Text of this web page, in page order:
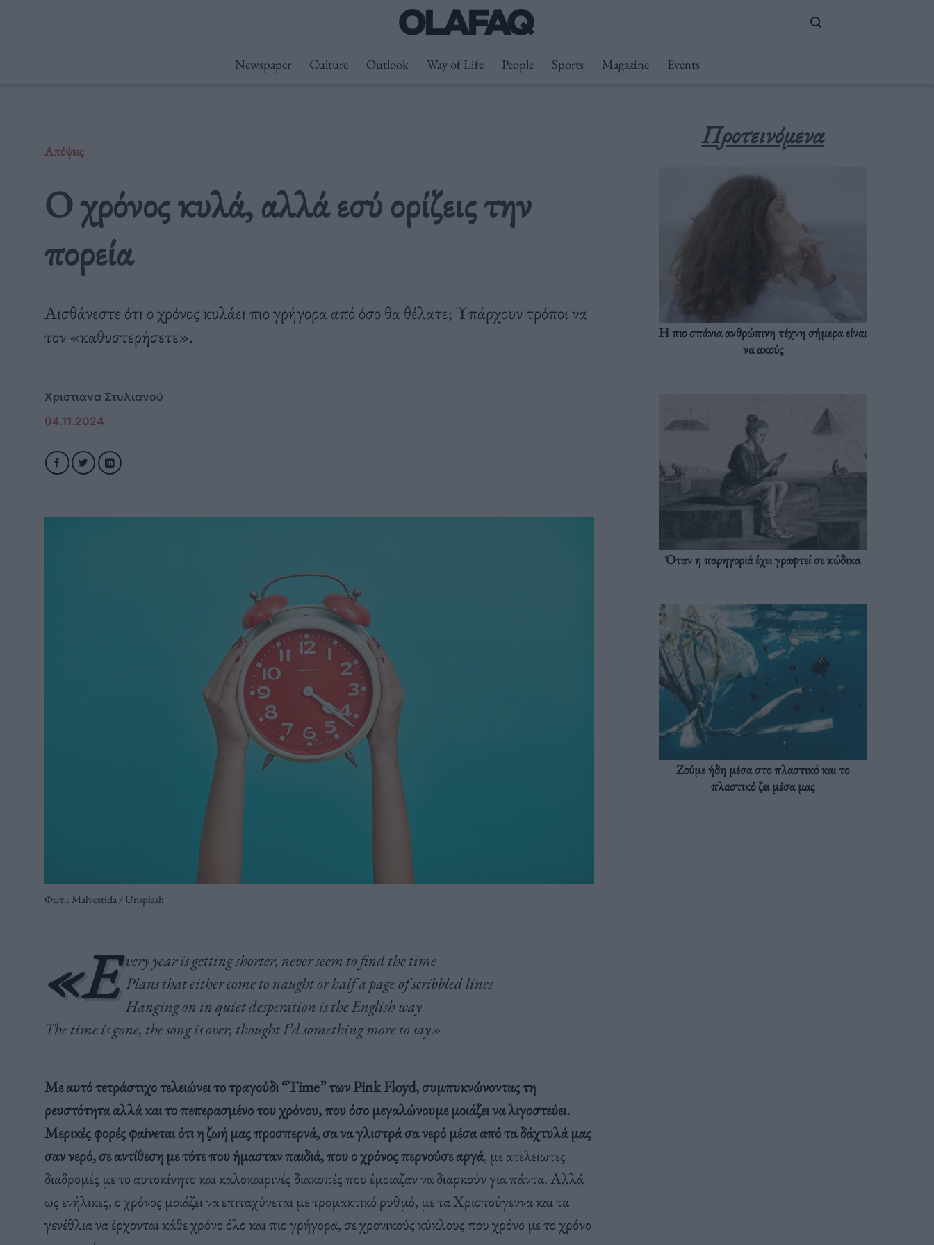
Newspaper Culture Outlook Way of Life People Sports Magazine Events
Απόψεις
Ο χρόνος κυλά, αλλά εσύ ορίζεις την
πορεία
Αισθάνεστε ότι ο χρόνος κυλάει πιο γρήγορα από όσο θα θέλατε; Υπάρχουν τρόποι να
τον «καθυστερήσετε».
Χριστιάνα Στυλιανού
04.11.2024
Φωτ.: Malvestida / Unsplash
«E very year is getting shorter, never seem to find the time
Plans that either come to naught or half a page of scribbled lines
Hanging on in quiet desperation is the English way
The time is gone, the song is over, thought I’d something more to say»
Με αυτό τετράστιχο τελειώνει το τραγούδι “Time” των Pink Floyd, συμπυκνώνοντας τη
ρευστότητα αλλά και το πεπερασμένο του χρόνου, που όσο μεγαλώνουμε μοιάζει να λιγοστεύει.
Μερικές φορές φαίνεται ότι η ζωή μας προσπερνά, σα να γλιστρά σα νερό μέσα από τα δάχτυλά μας
σαν νερό, σε αντίθεση με τότε που ήμασταν παιδιά, που ο χρόνος περνούσε αργά, με ατελείωτες
διαδρομές με το αυτοκίνητο και καλοκαιρινές διακοπές που έμοιαζαν να διαρκούν για πάντα. Αλλά
ως ενήλικες, ο χρόνος μοιάζει να επιταχύνεται με τρομακτικό ρυθμό, με τα Χριστούγεννα και τα
γενέθλια να έρχονται κάθε χρόνο όλο και πιο γρήγορα, σε χρονικούς κύκλους που χρόνο με το χρόνο
Προτεινόμενα
Η πιο σπάνια ανθρώπινη τέχνη σήμερα είναι
να ακούς
Όταν η παρηγοριά έχει γραφτεί σε κώδικα
Ζούμε ήδη μέσα στο πλαστικό και το
πλαστικό ζει μέσα μας